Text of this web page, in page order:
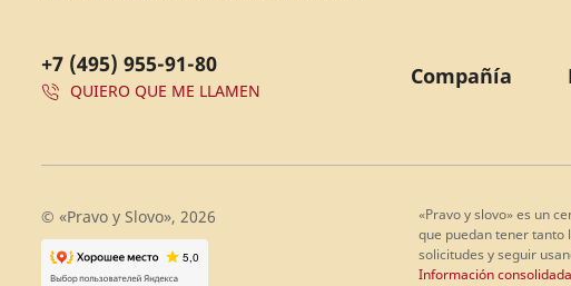
+7 (495) 955-91-80
QUIERO QUE ME LLAMEN
Compañía
© «Pravo y Slovo», 2026
«Pravo y slovo» es un
que puedan tener tanto
solicitudes y seguir
Información